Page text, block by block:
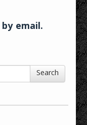
email.
Search